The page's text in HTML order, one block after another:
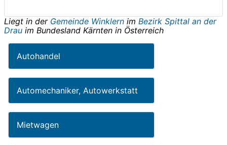
Liegt in der Gemeinde Winklern im Bezirk Spittal an der
Drau im Bundesland Kärnten in Österreich
Autohandel
Automechaniker, Autowerkstatt
Mietwagen